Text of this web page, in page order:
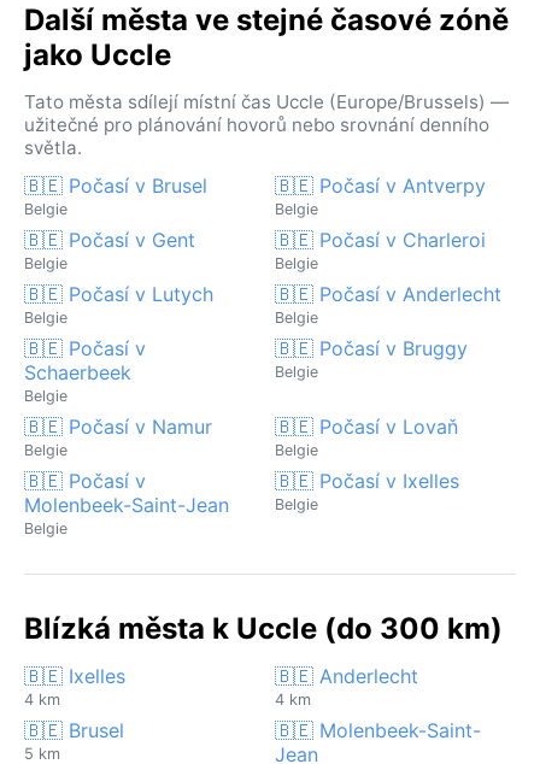
Další města ve stejné časové zóně
jako Uccle
Tato města sdílejí místní čas Uccle (Europe/Brussels) —
užitečné pro plánování hovorů nebo srovnání denního
světla.
🇧🇪 Počasí v Brusel
Belgie
🇧🇪 Počasí v Antverpy
Belgie
🇧🇪 Počasí v Gent
Belgie
🇧🇪 Počasí v Charleroi
Belgie
🇧🇪 Počasí v Lutych
Belgie
🇧🇪 Počasí v Anderlecht
Belgie
🇧🇪 Počasí v
Schaerbeek
Belgie
🇧🇪 Počasí v Bruggy
Belgie
🇧🇪 Počasí v Namur
Belgie
🇧🇪 Počasí v Lovaň
Belgie
🇧🇪 Počasí v
Molenbeek-Saint-Jean
Belgie
🇧🇪 Počasí v Ixelles
Belgie
Blízká města k Uccle (do 300 km)
🇧🇪 Ixelles
4 km
🇧🇪 Anderlecht
4 km
🇧🇪 Brusel
5 km
🇧🇪 Molenbeek-Saint-
Jean